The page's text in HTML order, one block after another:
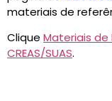
materiais de
Clique Materiais
CREAS/SUAS.